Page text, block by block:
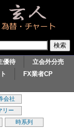
優待
立会外分売
FX業者CP
会社
リー
時系列